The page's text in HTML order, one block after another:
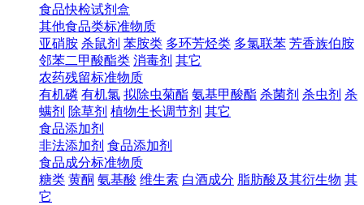
食品快检试剂盒
其他食品类标准物质
亚硝胺 杀鼠剂 苯胺类 多环芳烃类 多氯联苯 芳香族伯胺
邻苯二甲酸酯类 消毒剂 其它
农药残留标准物质
有机磷 有机氯 拟除虫菊酯 氨基甲酸酯 杀菌剂 杀虫剂 杀
螨剂 除草剂 植物生长调节剂 其它
食品添加剂
非法添加剂 食品添加剂
食品成分标准物质
糖类 黄酮 氨基酸 维生素 白酒成分 脂肪酸及其衍生物 其
它